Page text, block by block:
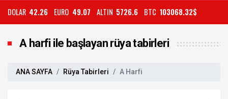
DOLAR 42.26 EURO 49.07 ALTIN 5726.6 BTC 103068.32$
A harfi ile başlayan rüya tabirleri
ANA SAYFA Rüya Tabirleri A Harfi